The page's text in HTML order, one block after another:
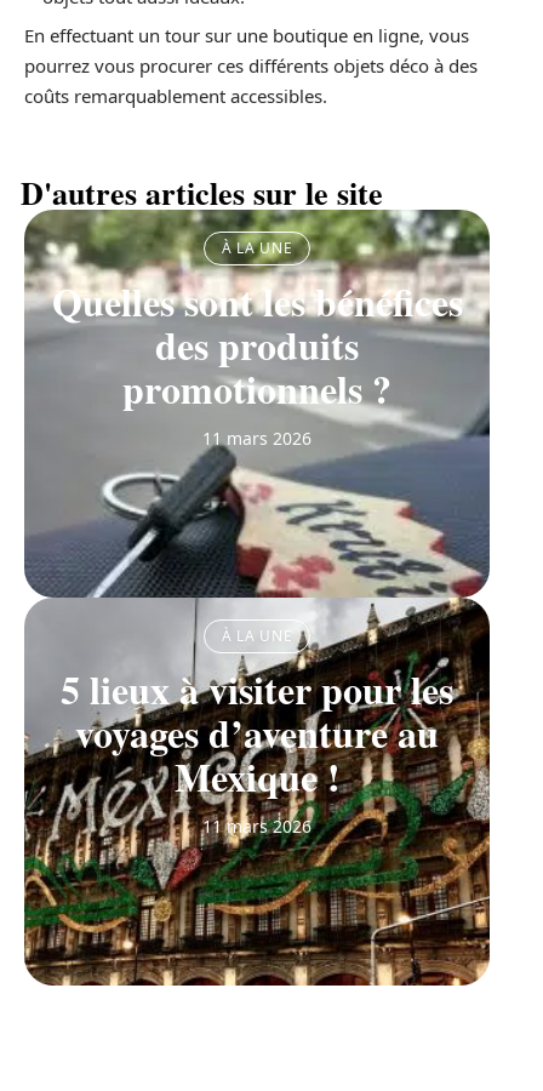
En effectuant un tour sur une boutique en ligne, vous
pourrez vous procurer ces différents objets déco à des
coûts remarquablement accessibles.
D'autres articles sur le site
À LA UNE
Quelles sont les bénéfices
des produits
promotionnels ?
11 mars 2026
À LA UNE
5 lieux à visiter pour les
voyages d’aventure au
Mexique !
11 mars 2026